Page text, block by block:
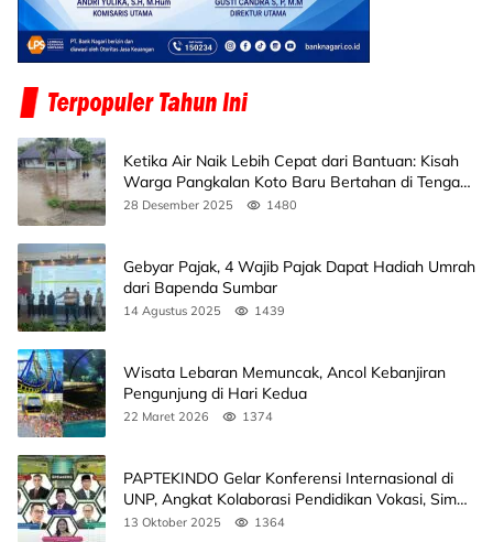
Ketika Air Naik Lebih Cepat dari Bantuan: Kisah
Warga Pangkalan Koto Baru Bertahan di Tengah
Banjir
28 Desember 2025 1480
Gebyar Pajak, 4 Wajib Pajak Dapat Hadiah Umrah
dari Bapenda Sumbar
14 Agustus 2025 1439
Wisata Lebaran Memuncak, Ancol Kebanjiran
Pengunjung di Hari Kedua
22 Maret 2026 1374
PAPTEKINDO Gelar Konferensi Internasional di
UNP, Angkat Kolaborasi Pendidikan Vokasi, Simak
Agendanya
13 Oktober 2025 1364